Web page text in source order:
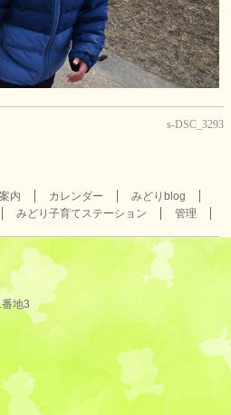
s-DSC_3293
内 カレンダー
みどりblog
みどり子育てステーション 管理
地3